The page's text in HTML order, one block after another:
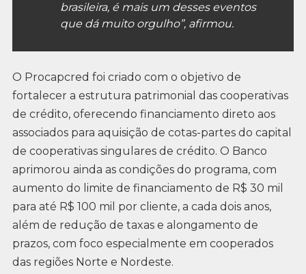
brasileira, é mais um desses eventos
que dá muito orgulho”, afirmou.
O Procapcred foi criado com o objetivo de
fortalecer a estrutura patrimonial das cooperativas
de crédito, oferecendo financiamento direto aos
associados para aquisição de cotas-partes do capital
de cooperativas singulares de crédito. O Banco
aprimorou ainda as condições do programa, com
aumento do limite de financiamento de R$ 30 mil
para até R$ 100 mil por cliente, a cada dois anos,
além de redução de taxas e alongamento de
prazos, com foco especialmente em cooperados
das regiões Norte e Nordeste.